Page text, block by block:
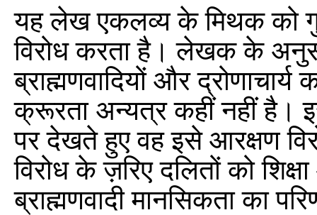
यह लेख एकलव्य के मिथक को
विरोध करता है। लेखक के
ब्राह्मणवादियों और
क्रूरता अन्यत्र कहीं नहीं है।
पर देखते हुए वह इसे आरक्षण
विरोध के ज़रिए दलितों को
ब्राह्मणवादी मानसिकता का